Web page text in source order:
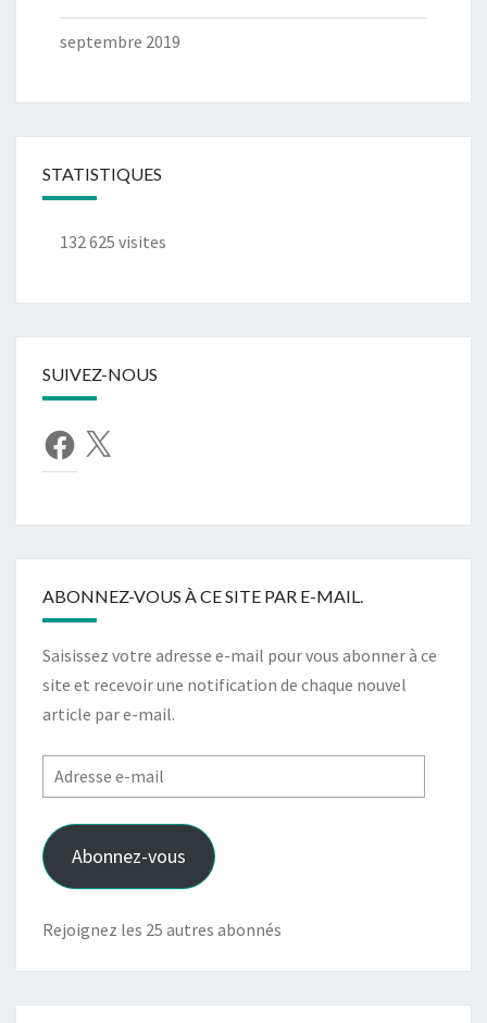
septembre 2019
STATISTIQUES
132 625 visites
SUIVEZ-NOUS
Facebook
X
ABONNEZ-VOUS À CE SITE PAR E-MAIL.
Saisissez votre adresse e-mail pour vous abonner à ce
site et recevoir une notification de chaque nouvel
article par e-mail.
Adresse
e-
mail
Abonnez-vous
Rejoignez les 25 autres abonnés